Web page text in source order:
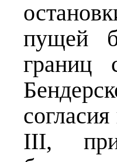
пущей
границ
III, при